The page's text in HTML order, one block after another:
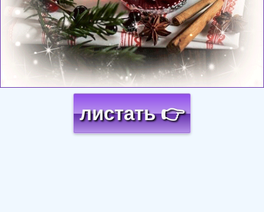
листать 👉